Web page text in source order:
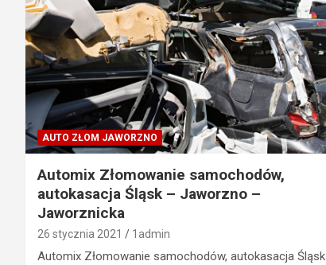
AUTO ZŁOM JAWORZNO
Automix Złomowanie samochodów,
autokasacja Śląsk – Jaworzno –
Jaworznicka
26 stycznia 2021 1admin
Automix Złomowanie samochodów, autokasacja Śląsk